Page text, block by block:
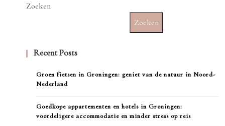
Zoeken
Zoeken
Recent Posts
Groen fietsen in Groningen: geniet van de natuur in Noord-
Nederland
Goedkope appartementen en hotels in Groningen:
voordeligere accommodatie en minder stress op reis